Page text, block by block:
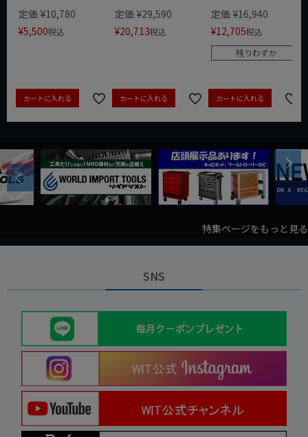
定価 ¥10,780
¥5,500税込
カートに入れる
定価 ¥29,590
¥20,713税込
カートに入れる
定価 ¥16,940
¥12,705税込
残りわずか
カートに入れる
Previous
Next
特集ページをもっと見る
SNS